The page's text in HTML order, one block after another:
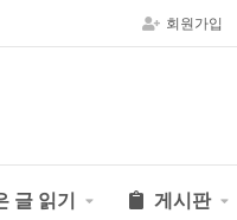
회원가입
글 읽기 게시판